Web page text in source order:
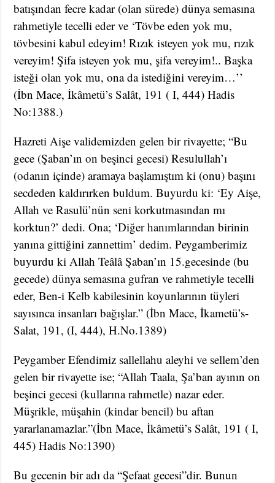
batışından fecre kadar (olan sürede) dünya semasına
rahmetiyle tecelli eder ve ‘Tövbe eden yok mu,
tövbesini kabul edeyim! Rızık isteyen yok mu, rızık
vereyim! Şifa isteyen yok mu, şifa vereyim!.. Başka
isteği olan yok mu, ona da istediğini vereyim…’’
(İbn Mace, İkâmetü’s Salât, 191 ( I, 444) Hadis
No:1388.)
Hazreti Aişe validemizden gelen bir rivayette; “Bu
gece (Şaban’ın on beşinci gecesi) Resulullah’ı
(odanın içinde) aramaya başlamıştım ki (onu) başını
secdeden kaldırırken buldum. Buyurdu ki: ‘Ey Aişe,
Allah ve Rasulü’nün seni korkutmasından mı
korktun?’ dedi. Ona; ‘Diğer hanımlarından birinin
yanına gittiğini zannettim’ dedim. Peygamberimiz
buyurdu ki Allah Teâlâ Şaban’ın 15.gecesinde (bu
gecede) dünya semasına gufran ve rahmetiyle tecelli
eder, Ben-i Kelb kabilesinin koyunlarının tüyleri
sayısınca insanları bağışlar.” (İbn Mace, İkametü’s-
Salat, 191, (I, 444), H.No.1389)
Peygamber Efendimiz sallellahu aleyhi ve sellem’den
gelen bir rivayette ise; “Allah Taala, Şa’ban ayının on
beşinci gecesi (kullarına rahmetle) nazar eder.
Müşrikle, müşahin (kindar bencil) bu aftan
yararlanamazlar.”(İbn Mace, İkâmetü’s Salât, 191 ( I,
445) Hadis No:1390)
Bu gecenin bir adı da “Şefaat gecesi”dir. Bunun